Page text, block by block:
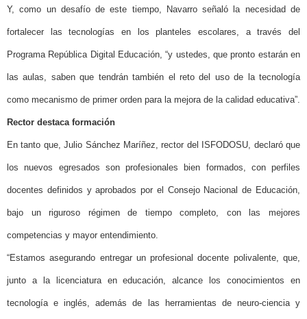
Y, como un desafío de este tiempo, Navarro señaló la necesidad de
fortalecer las tecnologías en los planteles escolares, a través del
Programa República Digital Educación, “y ustedes, que pronto estarán en
las aulas, saben que tendrán también el reto del uso de la tecnología
como mecanismo de primer orden para la mejora de la calidad educativa”.
Rector destaca formación
En tanto que, Julio Sánchez Maríñez, rector del ISFODOSU, declaró que
los nuevos egresados son profesionales bien formados, con perfiles
docentes definidos y aprobados por el Consejo Nacional de Educación,
bajo un riguroso régimen de tiempo completo, con las mejores
competencias y mayor entendimiento.
“Estamos asegurando entregar un profesional docente polivalente, que,
junto a la licenciatura en educación, alcance los conocimientos en
tecnología e inglés, además de las herramientas de neuro-ciencia y